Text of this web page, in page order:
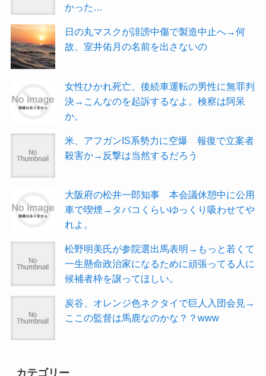
かった…
日の丸マスクが誹謗中傷で製造中止へ→何
故、室井佑月の名前を出さないの
女性ひかれ死亡、後続車運転の男性に無罪判
決→こんなのを起訴するなよ。検察は阿呆
か。
米、アフガンIS系勢力に空爆 報復で立案者
殺害か→反撃は当然するだろう
大阪府の松井一郎知事 本会議休憩中に公用
車で喫煙→タバコくらいゆっくり吸わせてや
れよ。
松野明美氏が参院選出馬表明→もっと若くて
一生懸命政治家になるために頑張ってる人に
候補者枠を譲ってほしい。
炭谷、オレンジ色ネクタイで巨人入団会見→
ここの監督は馬鹿なのかな？？www
カテゴリー